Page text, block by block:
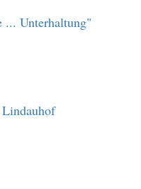
... Unterhaltung"